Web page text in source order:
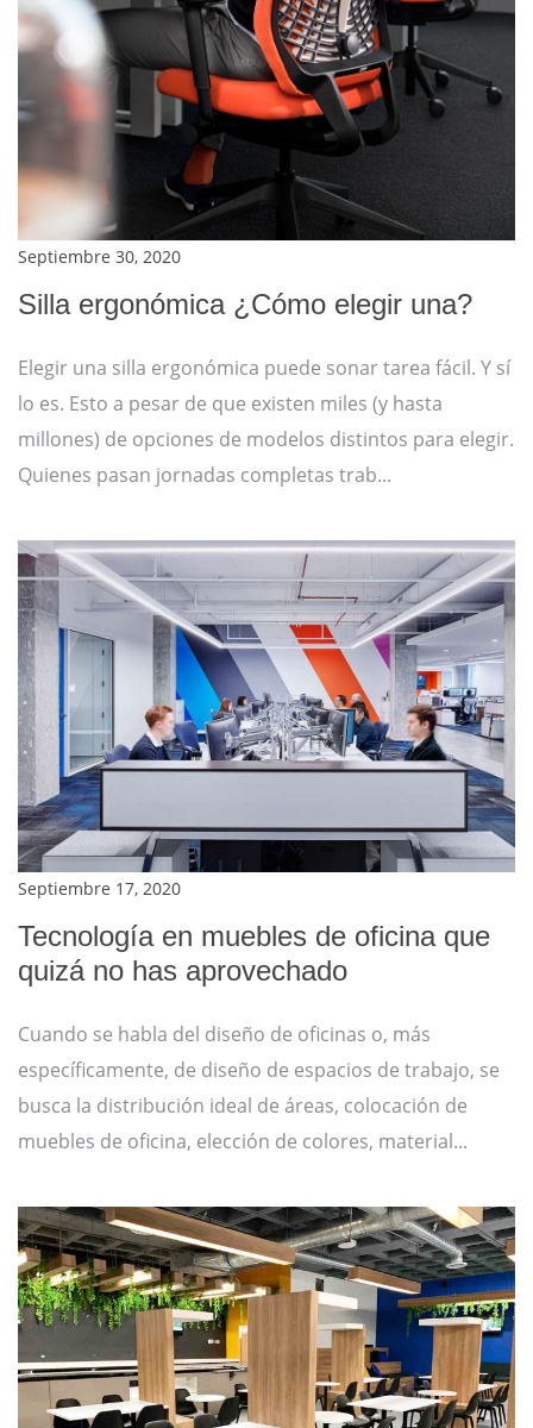
Septiembre 30, 2020
Silla ergonómica ¿Cómo elegir una?
Elegir una silla ergonómica puede sonar tarea fácil. Y sí
lo es. Esto a pesar de que existen miles (y hasta
millones) de opciones de modelos distintos para elegir.
Quienes pasan jornadas completas trab...
Septiembre 17, 2020
Tecnología en muebles de oficina que
quizá no has aprovechado
Cuando se habla del diseño de oficinas o, más
específicamente, de diseño de espacios de trabajo, se
busca la distribución ideal de áreas, colocación de
muebles de oficina, elección de colores, material...